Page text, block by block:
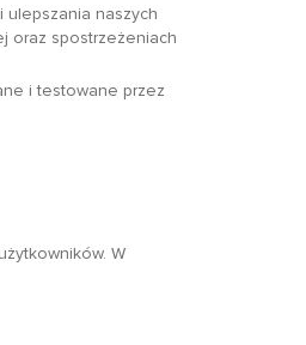
ulepszania naszych
oraz spostrzeżeniach
i testowane przez
W